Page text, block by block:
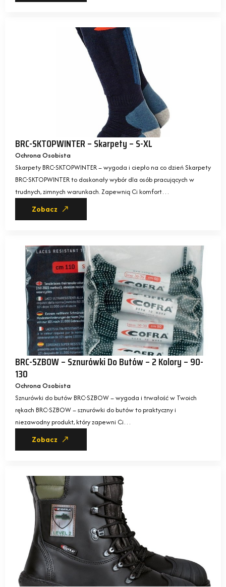
BRC-SKTOPWINTER – Skarpety – S-XL
Ochrona Osobista
Skarpety BRC-SKTOPWINTER – wygoda i ciepło na co dzień Skarpety
BRC-SKTOPWINTER to doskonały wybór dla osób pracujących w
trudnych, zimnych warunkach. Zapewnią Ci komfort…
Zobacz
BRC-SZBOW – Sznurówki Do Butów – 2 Kolory – 90-
130
Ochrona Osobista
Sznurówki do butów BRC-SZBOW – wygoda i trwałość w Twoich
rękach BRC-SZBOW – sznurówki do butów to praktyczny i
niezawodny produkt, który zapewni Ci…
Zobacz